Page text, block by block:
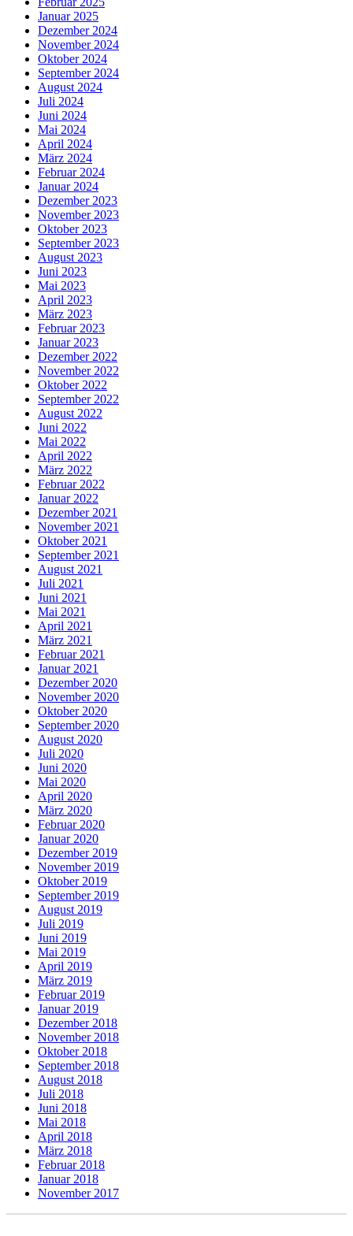
Januar 2025
Dezember 2024
November 2024
Oktober 2024
September 2024
August 2024
Juli 2024
Juni 2024
Mai 2024
April 2024
März 2024
Februar 2024
Januar 2024
Dezember 2023
November 2023
Oktober 2023
September 2023
August 2023
Juni 2023
Mai 2023
April 2023
März 2023
Februar 2023
Januar 2023
Dezember 2022
November 2022
Oktober 2022
September 2022
August 2022
Juni 2022
Mai 2022
April 2022
März 2022
Februar 2022
Januar 2022
Dezember 2021
November 2021
Oktober 2021
September 2021
August 2021
Juli 2021
Juni 2021
Mai 2021
April 2021
März 2021
Februar 2021
Januar 2021
Dezember 2020
November 2020
Oktober 2020
September 2020
August 2020
Juli 2020
Juni 2020
Mai 2020
April 2020
März 2020
Februar 2020
Januar 2020
Dezember 2019
November 2019
Oktober 2019
September 2019
August 2019
Juli 2019
Juni 2019
Mai 2019
April 2019
März 2019
Februar 2019
Januar 2019
Dezember 2018
November 2018
Oktober 2018
September 2018
August 2018
Juli 2018
Juni 2018
Mai 2018
April 2018
März 2018
Februar 2018
Januar 2018
November 2017